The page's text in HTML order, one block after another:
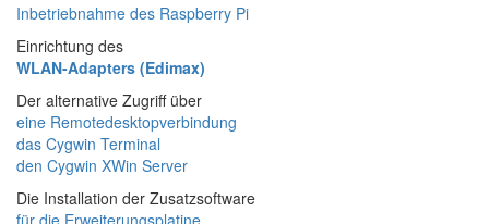
Inbetriebnahme des Raspberry Pi
Einrichtung des
WLAN-Adapters (Edimax)
Der alternative Zugriff über
eine Remotedesktopverbindung
das Cygwin Terminal
den Cygwin XWin Server
Die Installation der Zusatzsoftware
für die Erweiterungsplatine